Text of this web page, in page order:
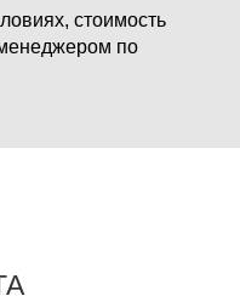
стоимость
по